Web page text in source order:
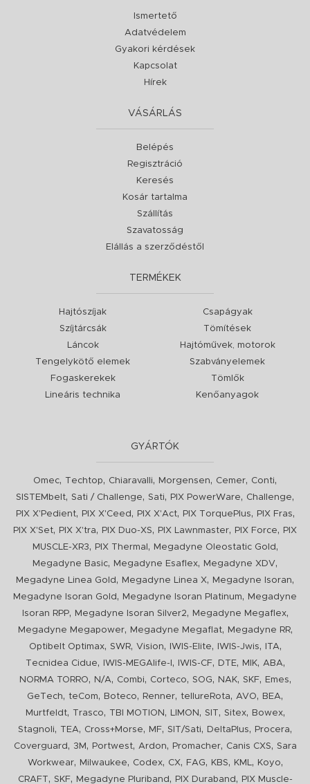
Ismertető
Adatvédelem
Gyakori kérdések
Kapcsolat
Hírek
VÁSÁRLÁS
Belépés
Regisztráció
Keresés
Kosár tartalma
Szállítás
Szavatosság
Elállás a szerződéstől
TERMÉKEK
Hajtószíjak
Szíjtárcsák
Láncok
Tengelykötő elemek
Fogaskerekek
Lineáris technika
Csapágyak
Tömítések
Hajtóművek, motorok
Szabványelemek
Tömlők
Kenőanyagok
GYÁRTÓK
Omec, Techtop, Chiaravalli, Morgensen, Cemer, Conti,
SISTEMbelt, Sati / Challenge, Sati, PIX PowerWare, Challenge,
PIX X'Pedient, PIX X'Ceed , PIX X'Act, PIX TorquePlus, PIX Fras,
PIX X'Set, PIX X'tra, PIX Duo-XS, PIX Lawnmaster, PIX Force,
PIX
MUSCLE-XR3, PIX Thermal , Megadyne Oleostatic Gold ,
Megadyne Basic, Megadyne Esaflex, Megadyne XDV,
Megadyne Linea Gold , Megadyne Linea X, Megadyne Isoran,
Megadyne Isoran Gold , Megadyne Isoran Platinum,
Megadyne
Isoran RPP, Megadyne Isoran Silver2, Megadyne Megaflex,
Megadyne Megapower, Megadyne Megaflat, Megadyne RR,
Optibelt Optimax, SWR, Vision, IWIS-Elite, IWIS-Jwis, ITA,
Tecnidea Cidue, IWIS-MEGAlife-I , IWIS-CF, DTE, MIK, ABA,
NORMA TORRO, N/A, Combi, Corteco, SOG, NAK, SKF, Emes,
GeTech, teCom, Boteco, Renner, tellureRota, AVO, BEA,
Murtfeldt, Trasco, TBI MOTION , LIMON , SIT, Sitex, Bowex,
Stagnoli, TEA, Cross+Morse, MF, SIT/Sati, DeltaPlus, Procera,
Coverguard , 3M , Portwest, Ardon, Promacher, Canis CXS, Sara
Workwear, Milwaukee, Codex, CX, FAG, KBS, KML, Koyo,
CRAFT, SKF, Megadyne Pluriband , PIX Duraband , PIX Muscle-